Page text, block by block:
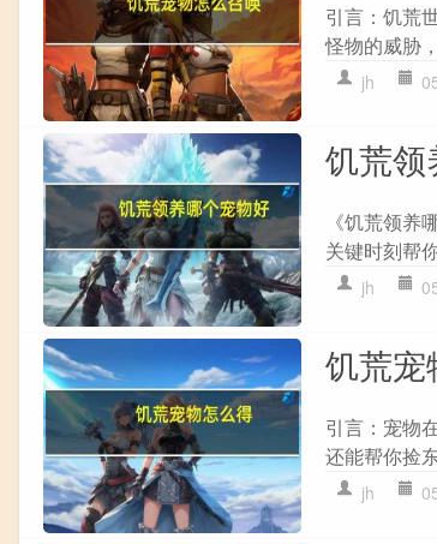
引言：饥荒
怪物的威胁
jh
饥荒领
《饥荒领
关键时刻帮
jh
饥荒宠
引言：宠物
还能帮你捡
jh